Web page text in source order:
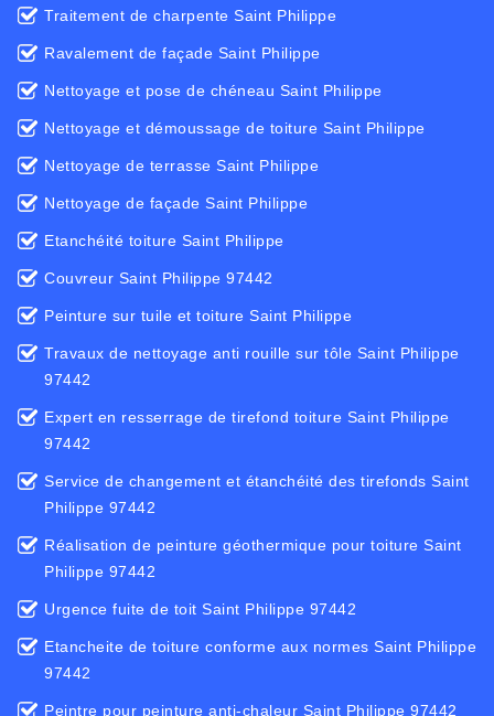
Traitement de charpente Saint Philippe
Ravalement de façade Saint Philippe
Nettoyage et pose de chéneau Saint Philippe
Nettoyage et démoussage de toiture Saint Philippe
Nettoyage de terrasse Saint Philippe
Nettoyage de façade Saint Philippe
Etanchéité toiture Saint Philippe
Couvreur Saint Philippe 97442
Peinture sur tuile et toiture Saint Philippe
Travaux de nettoyage anti rouille sur tôle Saint Philippe
97442
Expert en resserrage de tirefond toiture Saint Philippe
97442
Service de changement et étanchéité des tirefonds Saint
Philippe 97442
Réalisation de peinture géothermique pour toiture Saint
Philippe 97442
Urgence fuite de toit Saint Philippe 97442
Etancheite de toiture conforme aux normes Saint Philippe
97442
Peintre pour peinture anti-chaleur Saint Philippe 97442